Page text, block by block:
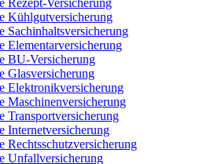
Rezept-Versicherung
Kühlgutversicherung
Sachinhaltsversicherung
Elementarversicherung
BU-Versicherung
Glasversicherung
Elektronikversicherung
Maschinenversicherung
Transportversicherung
Internetversicherung
Rechtsschutzversicherung
Unfallversicherung